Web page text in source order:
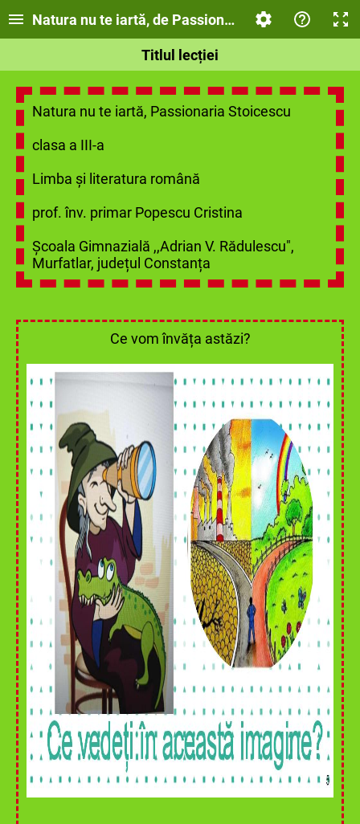
Natura nu te iartă, de Passionaria Stoicescu
Titlul lecției
Natura nu te iartă, Passionaria Stoicescu
clasa a III-a
Limba și literatura română
prof. înv. primar Popescu Cristina
Școala Gimnazială ,,Adrian V. Rădulescu",
Murfatlar, județul Constanța
Ce vom învăța astăzi?